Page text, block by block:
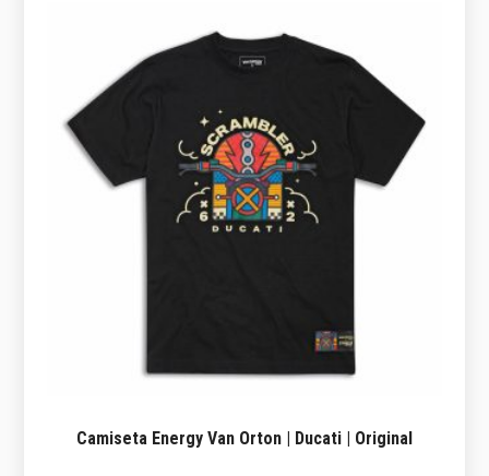
Camiseta Energy Van Orton | Ducati | Original